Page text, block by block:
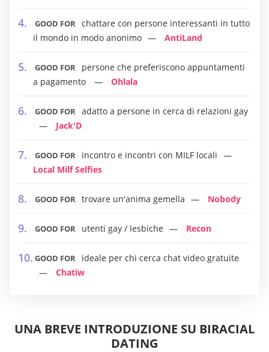
GOOD FOR chattare con persone interessanti in tutto
il mondo in modo anonimo
AntiLand
GOOD FOR
persone che preferiscono appuntamenti
a pagamento
Ohlala
GOOD FOR adatto a persone in cerca di relazioni gay
Jack'D
GOOD FOR
incontro e incontri con MILF locali
Local Milf Selfies
GOOD FOR trovare un'anima gemella Nobody
GOOD FOR utenti gay / lesbiche Recon
GOOD FOR
ideale per chi cerca chat video gratuite
Chatiw
UNA BREVE INTRODUZIONE SU BIRACIAL
DATING